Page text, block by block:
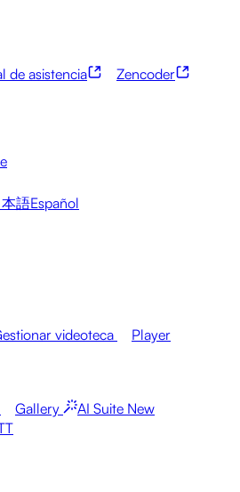
Servicios globales
sociales
Monetizar tus medios
de asistencia
Zencoder
語Español
videoteca Player
Gallery AI Suite New